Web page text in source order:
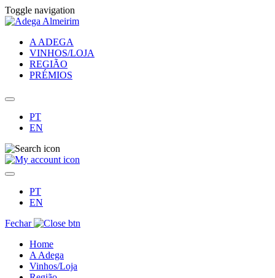
Toggle navigation
A ADEGA
VINHOS/LOJA
REGIÃO
PRÉMIOS
PT
EN
PT
EN
Fechar
Home
A Adega
Vinhos/Loja